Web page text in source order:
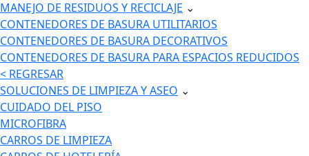
MANEJO DE RESIDUOS Y RECICLAJE ⌄
CONTENEDORES DE BASURA UTILITARIOS
CONTENEDORES DE BASURA DECORATIVOS
CONTENEDORES DE BASURA PARA ESPACIOS REDUCIDOS
< REGRESAR
SOLUCIONES DE LIMPIEZA Y ASEO ⌄
CUIDADO DEL PISO
MICROFIBRA
CARROS DE LIMPIEZA